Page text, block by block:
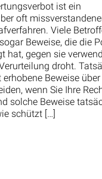
ist ein
oft
Viele
Beweise, die die
hat, gegen sie
droht.
Beweise über
wenn Sie Ihre
solche Beweise
schützt […]